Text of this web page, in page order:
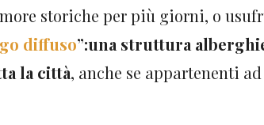
storiche per più giorni, o
diffuso”:una struttura
la città, anche se appartenenti